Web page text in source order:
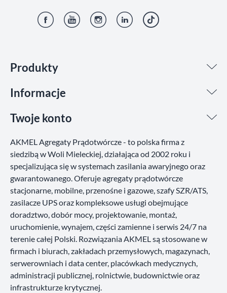
Produkty
Informacje
Twoje konto
AKMEL Agregaty Prądotwórcze - to polska firma z
siedzibą w Woli Mieleckiej, działająca od 2002 roku i
specjalizująca się w systemach zasilania awaryjnego oraz
gwarantowanego. Oferuje agregaty prądotwórcze
stacjonarne, mobilne, przenośne i gazowe, szafy SZR/ATS,
zasilacze UPS oraz kompleksowe usługi obejmujące
doradztwo, dobór mocy, projektowanie, montaż,
uruchomienie, wynajem, części zamienne i serwis 24/7 na
terenie całej Polski. Rozwiązania AKMEL są stosowane w
firmach i biurach, zakładach przemysłowych, magazynach,
serwerowniach i data center, placówkach medycznych,
administracji publicznej, rolnictwie, budownictwie oraz
infrastrukturze krytycznej.